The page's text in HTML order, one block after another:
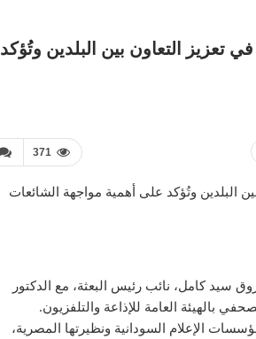
تعزيز التعاون بين البلدين وتُؤكد
371
البلدين وتُؤكد على أهمية مواجهة الشائعات
سيد كامل، نائب رئيس البعثة، مع الدكتور
بالهيئة العامة للإذاعة والتلفزيون.
الإعلام السودانية ونظيرتها المصرية،